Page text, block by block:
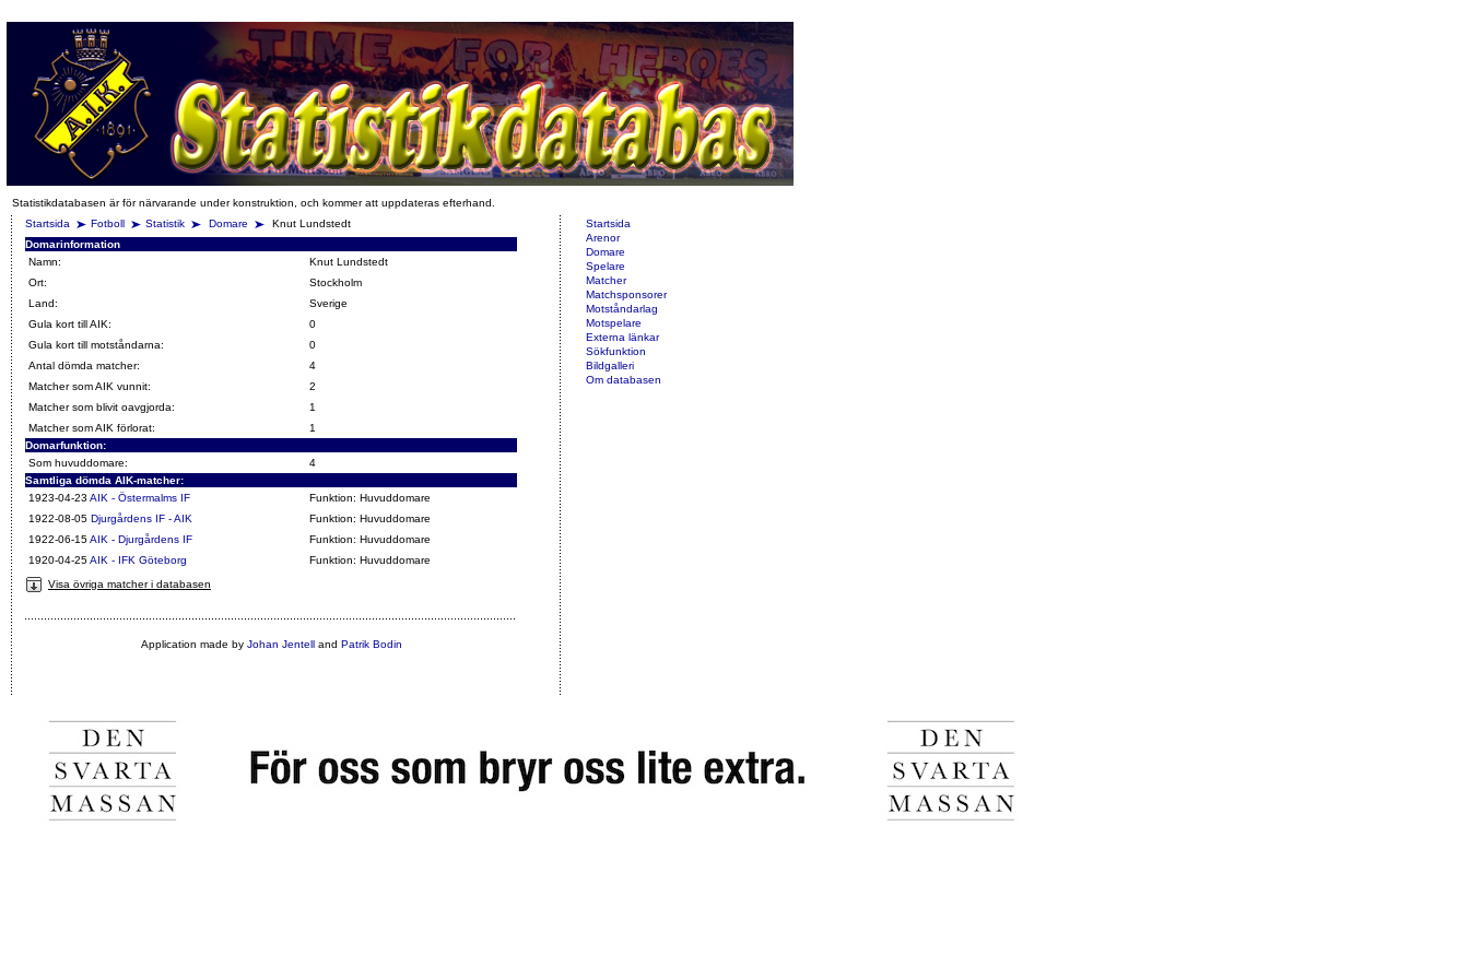
Statistikdatabasen är för närvarande under konstruktion, och kommer att uppdateras efterhand.
Startsida
Fotboll Statistik Domare
Knut Lundstedt
Domarinformation
Namn:
Knut Lundstedt
Ort:
Stockholm
Land:
Sverige
Gula kort till AIK:
0
Gula kort till motståndarna:
0
Antal dömda matcher:
4
Matcher som AIK vunnit:
2
Matcher som blivit oavgjorda:
1
Matcher som AIK förlorat:
1
Domarfunktion:
Som huvuddomare:
4
Samtliga dömda AIK-matcher:
1923-04-23 AIK - Östermalms IF
Funktion: Huvuddomare
1922-08-05 Djurgårdens IF - AIK
Funktion: Huvuddomare
1922-06-15AIK - Djurgårdens IF
Funktion: Huvuddomare
1920-04-25AIK - IFK Göteborg
Funktion: Huvuddomare
Visa övriga matcher i databasen
Application made by Johan Jentelland Patrik Bodin
Startsida
Arenor
Domare
Spelare
Matcher
Matchsponsorer
Motståndarlag
Motspelare
Externa länkar
Sökfunktion
Bildgalleri
Om databasen